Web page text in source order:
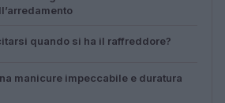
quando si ha il raffreddore?
manicure impeccabile e duratura